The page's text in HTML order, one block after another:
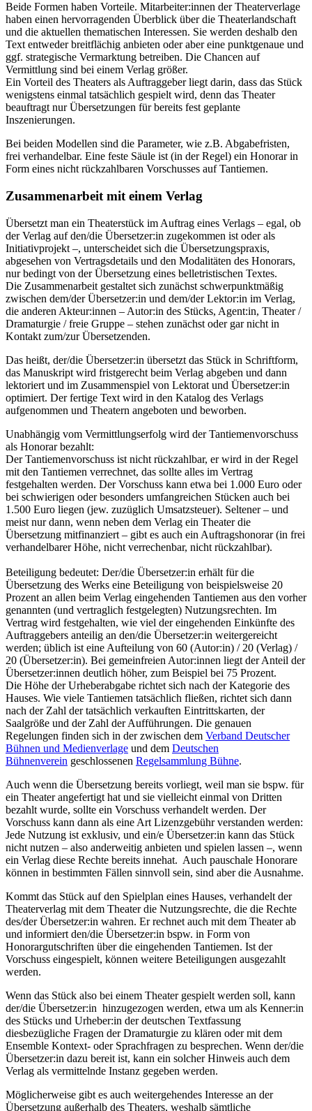
Beide Formen haben Vorteile. Mitarbeiter:innen der Theaterverlage
haben einen hervorragenden Überblick über die Theaterlandschaft
und die aktuellen thematischen Interessen. Sie werden deshalb den
Text entweder breitflächig anbieten oder aber eine punktgenaue und
ggf. strategische Vermarktung betreiben. Die Chancen auf
Vermittlung sind bei einem Verlag größer.
Ein Vorteil des Theaters als Auftraggeber liegt darin, dass das Stück
wenigstens einmal tatsächlich gespielt wird, denn das Theater
beauftragt nur Übersetzungen für bereits fest geplante
Inszenierungen.
Bei beiden Modellen sind die Parameter, wie z.B. Abgabefristen,
frei verhandelbar. Eine feste Säule ist (in der Regel) ein Honorar in
Form eines nicht rückzahlbaren Vorschusses auf Tantiemen.
Zusammenarbeit mit einem Verlag
Übersetzt man ein Theaterstück im Auftrag eines Verlags – egal, ob
der Verlag auf den/die Übersetzer:in zugekommen ist oder als
Initiativprojekt –, unterscheidet sich die Übersetzungspraxis,
abgesehen von Vertragsdetails und den Modalitäten des Honorars,
nur bedingt von der Übersetzung eines belletristischen Textes.
Die Zusammenarbeit gestaltet sich zunächst schwerpunktmäßig
zwischen dem/der Übersetzer:in und dem/der Lektor:in im Verlag,
die anderen Akteur:innen – Autor:in des Stücks, Agent:in, Theater /
Dramaturgie / freie Gruppe – stehen zunächst oder gar nicht in
Kontakt zum/zur Übersetzenden.
Das heißt, der/die Übersetzer:in übersetzt das Stück in Schriftform,
das Manuskript wird fristgerecht beim Verlag abgeben und dann
lektoriert und im Zusammenspiel von Lektorat und Übersetzer:in
optimiert. Der fertige Text wird in den Katalog des Verlags
aufgenommen und Theatern angeboten und beworben.
Unabhängig vom Vermittlungserfolg wird der Tantiemenvorschuss
als Honorar bezahlt:
Der Tantiemenvorschuss ist nicht rückzahlbar, er wird in der Regel
mit den Tantiemen verrechnet, das sollte alles im Vertrag
festgehalten werden. Der Vorschuss kann etwa bei 1.000 Euro oder
bei schwierigen oder besonders umfangreichen Stücken auch bei
1.500 Euro liegen (jew. zuzüglich Umsatzsteuer). Seltener – und
meist nur dann, wenn neben dem Verlag ein Theater die
Übersetzung mitfinanziert – gibt es auch ein Auftragshonorar (in frei
verhandelbarer Höhe, nicht verrechenbar, nicht rückzahlbar).
Beteiligung bedeutet: Der/die Übersetzer:in erhält für die
Übersetzung des Werks eine Beteiligung von beispielsweise 20
Prozent an allen beim Verlag eingehenden Tantiemen aus den vorher
genannten (und vertraglich festgelegten) Nutzungsrechten. Im
Vertrag wird festgehalten, wie viel der eingehenden Einkünfte des
Auftraggebers anteilig an den/die Übersetzer:in weitergereicht
werden; üblich ist eine Aufteilung von 60 (Autor:in) / 20 (Verlag) /
20 (Übersetzer:in). Bei gemeinfreien Autor:innen liegt der Anteil der
Übersetzer:innen deutlich höher, zum Beispiel bei 75 Prozent.
Die Höhe der Urheberabgabe richtet sich nach der Kategorie des
Hauses. Wie viele Tantiemen tatsächlich fließen, richtet sich dann
nach der Zahl der tatsächlich verkauften Eintrittskarten, der
Saalgröße und der Zahl der Aufführungen. Die genauen
Regelungen finden sich in der zwischen dem Verband Deutscher
Bühnen und Medienverlage und dem Deutschen
Bühnenverein geschlossenen Regelsammlung Bühne.
Auch wenn die Übersetzung bereits vorliegt, weil man sie bspw. für
ein Theater angefertigt hat und sie vielleicht einmal von Dritten
bezahlt wurde, sollte ein Vorschuss verhandelt werden. Der
Vorschuss kann dann als eine Art Lizenzgebühr verstanden werden:
Jede Nutzung ist exklusiv, und ein/e Übersetzer:in kann das Stück
nicht nutzen – also anderweitig anbieten und spielen lassen –, wenn
ein Verlag diese Rechte bereits innehat. Auch pauschale Honorare
können in bestimmten Fällen sinnvoll sein, sind aber die Ausnahme.
Kommt das Stück auf den Spielplan eines Hauses, verhandelt der
Theaterverlag mit dem Theater die Nutzungsrechte, die die Rechte
des/der Übersetzer:in wahren. Er rechnet auch mit dem Theater ab
und informiert den/die Übersetzer:in bspw. in Form von
Honorargutschriften über die eingehenden Tantiemen. Ist der
Vorschuss eingespielt, können weitere Beteiligungen ausgezahlt
werden.
Wenn das Stück also bei einem Theater gespielt werden soll, kann
der/die Übersetzer:in hinzugezogen werden, etwa um als Kenner:in
des Stücks und Urheber:in der deutschen Textfassung
diesbezügliche Fragen der Dramaturgie zu klären oder mit dem
Ensemble Kontext- oder Sprachfragen zu besprechen. Wenn der/die
Übersetzer:in dazu bereit ist, kann ein solcher Hinweis auch dem
Verlag als vermittelnde Instanz gegeben werden.
Möglicherweise gibt es auch weitergehendes Interesse an der
Übersetzung außerhalb des Theaters, weshalb sämtliche